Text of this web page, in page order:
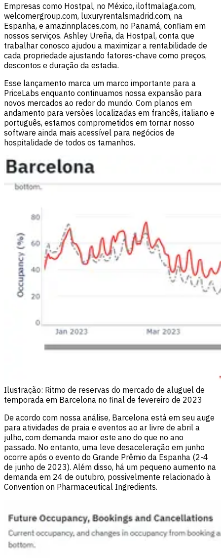
Empresas como Hostpal, no México, iloftmalaga.com,
welcomergroup.com, luxuryrentalsmadrid.com, na
Espanha, e amazinnplaces.com, no Panamá, confiam em
nossos serviços. Ashley Ureña, da Hostpal, conta que
trabalhar conosco ajudou a maximizar a rentabilidade de
cada propriedade ajustando fatores-chave como preços,
descontos e duração da estadia.
Esse lançamento marca um marco importante para a
PriceLabs enquanto continuamos nossa expansão para
novos mercados ao redor do mundo. Com planos em
andamento para versões localizadas em francês, italiano e
português, estamos comprometidos em tornar nosso
software ainda mais acessível para negócios de
hospitalidade de todos os tamanhos.
Ilustração: Ritmo de reservas do mercado de aluguel de
temporada em Barcelona no final de fevereiro de 2023
De acordo com nossa análise, Barcelona está em seu auge
para atividades de praia e eventos ao ar livre de abril a
julho, com demanda maior este ano do que no ano
passado. No entanto, uma leve desaceleração em junho
ocorre após o evento do Grande Prêmio da Espanha (2-4
de junho de 2023). Além disso, há um pequeno aumento na
demanda em 24 de outubro, possivelmente relacionado à
Convention on Pharmaceutical Ingredients.